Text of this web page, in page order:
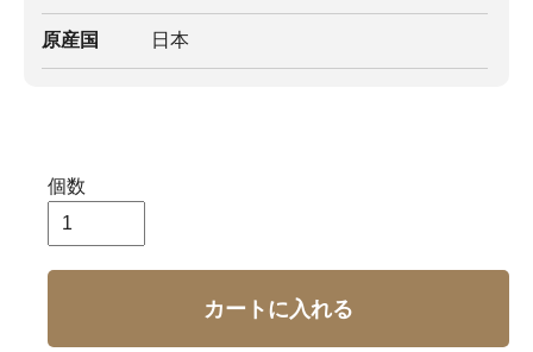
原産国 日本
個数
カートに入れる